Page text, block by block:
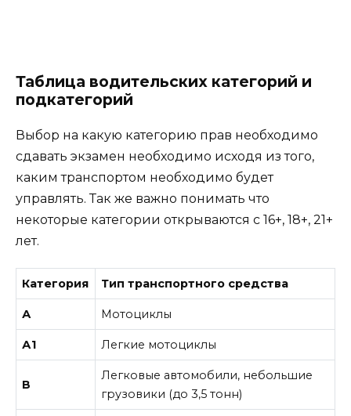
Таблица водительских категорий и
подкатегорий
Выбор на какую категорию прав необходимо
сдавать экзамен необходимо исходя из того,
каким транспортом необходимо будет
управлять. Так же важно понимать что
некоторые категории открываются с 16+, 18+, 21+
лет.
Категория Тип транспортного средства
А Мотоциклы
А1 Легкие мотоциклы
В
Легковые автомобили, небольшие
грузовики (до 3,5 тонн)